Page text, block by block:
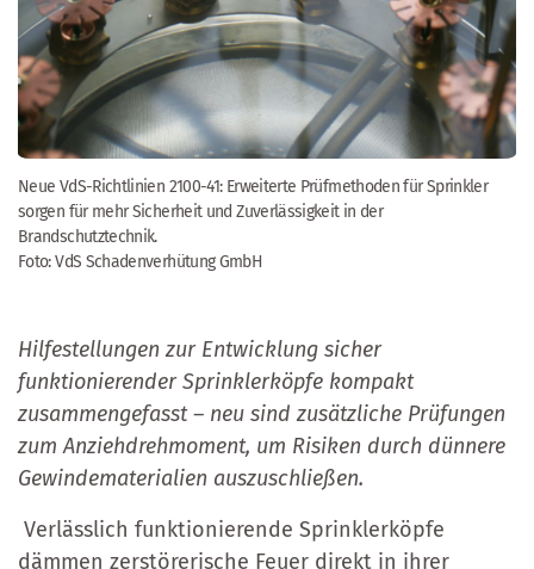
Neue VdS-Richtlinien 2100-41: Erweiterte Prüfmethoden für Sprinkler
sorgen für mehr Sicherheit und Zuverlässigkeit in der
Brandschutztechnik.
Foto: VdS Schadenverhütung GmbH
Hilfestellungen zur Entwicklung sicher
funktionierender Sprinklerköpfe kompakt
zusammengefasst – neu sind zusätzliche Prüfungen
zum Anziehdrehmoment, um Risiken durch dünnere
Gewindematerialien auszuschließen.
Verlässlich funktionierende Sprinklerköpfe
dämmen zerstörerische Feuer direkt in ihrer